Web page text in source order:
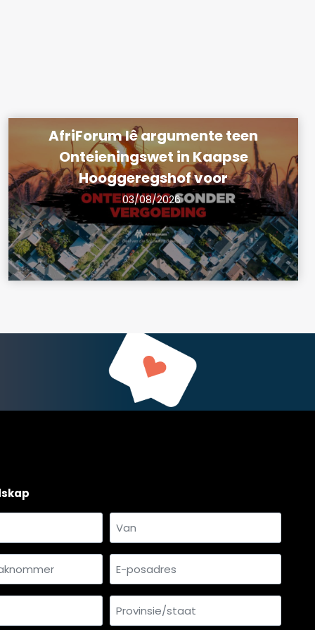
AfriForum lê argumente teen
Onteieningswet in Kaapse
Hooggeregshof voor
03/08/2026
Van
E-
posadres
Provinsie/staat